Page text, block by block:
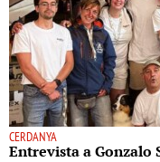
CERDANYA
Entrevista a Gonzalo